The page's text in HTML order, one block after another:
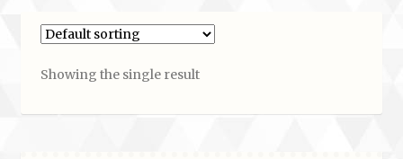
Showing the single result